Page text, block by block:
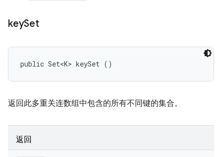
keySet
public Set<K> keySet ()
返回此多重关连数组中包含的所有不同键的集合。
返回